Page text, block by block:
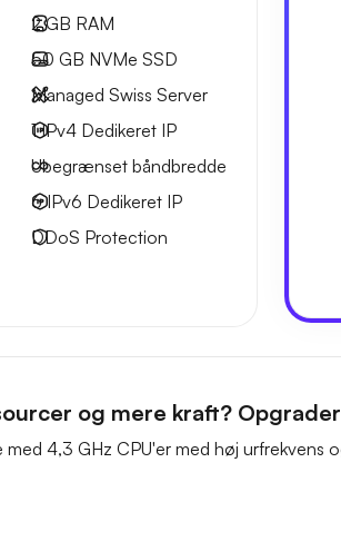
2 GB RAM
50 GB NVMe SSD
Managed Swiss Server
1 IPv4 Dedikeret IP
Ubegrænset båndbredde
6 IPv6 Dedikeret IP
DDoS Protection
og mere kraft?
4,3 GHz CPU'er med høj urfrekvens